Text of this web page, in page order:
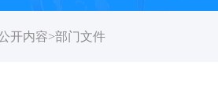
开内容>部门文件